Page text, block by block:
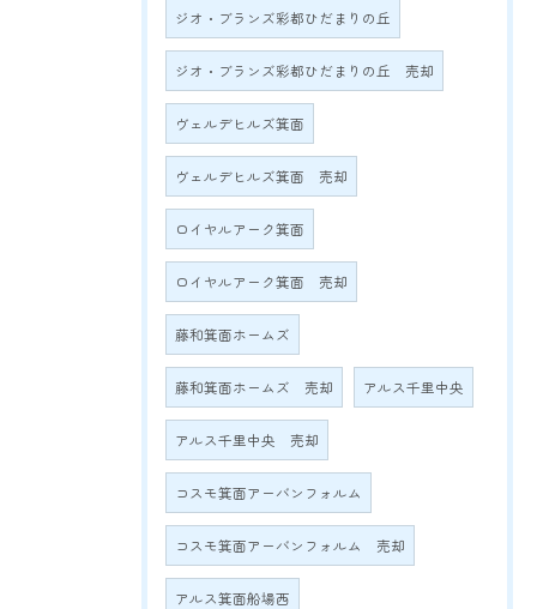
ジオ・ブランズ彩都ひだまりの丘
ジオ・ブランズ彩都ひだまりの丘 売却
ヴェルデヒルズ箕面
ヴェルデヒルズ箕面 売却
ロイヤルアーク箕面
ロイヤルアーク箕面 売却
藤和箕面ホームズ
藤和箕面ホームズ 売却 アルス千里中央
アルス千里中央 売却
コスモ箕面アーバンフォルム
コスモ箕面アーバンフォルム 売却
アルス箕面船場西